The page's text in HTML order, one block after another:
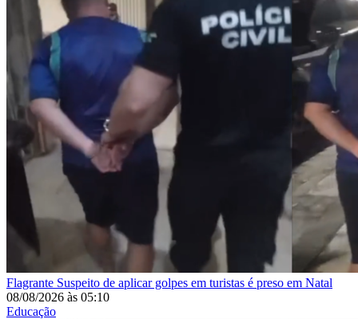
Flagrante Suspeito de aplicar golpes em turistas é preso em Natal
08/08/2026 às 05:10
Educação